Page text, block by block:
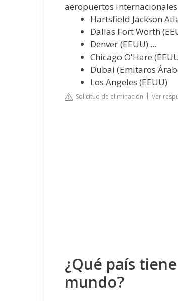
aeropuertos
Hartsfield Jackson
Dallas Fort Worth
Denver (EEUU) ...
Chicago O'Hare
Dubai (Emitaros
Los Angeles (EEUU)
Solicitud de eliminación Ver
¿Qué país
mundo?